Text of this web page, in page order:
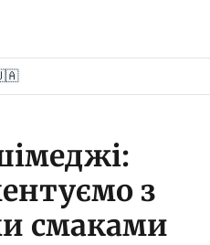
з
смаками